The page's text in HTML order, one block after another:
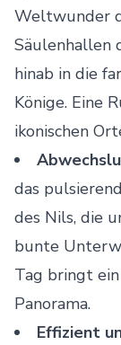
Weltwunder
Säulenhallen
hinab in die
Könige. Eine
ikonischen
das
des Nils, die
bunte
Tag bringt
Panorama.
Effizient